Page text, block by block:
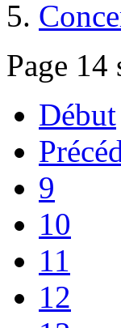
Page 14
Début
9
10
11
12